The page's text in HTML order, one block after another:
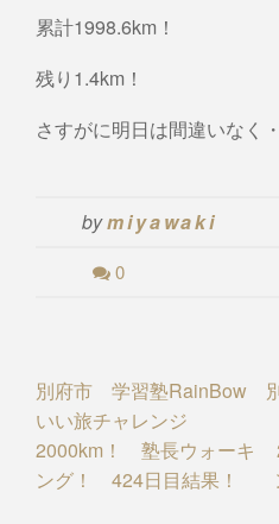
累計1998.6km！
残り1.4km！
さすがに明日は間違いなく
bymiyawaki
0
Post
navigation
別府市 学習塾RainBow
いい旅チャレンジ
2000km！ 塾長ウォーキ
ング！ 424日目結果！